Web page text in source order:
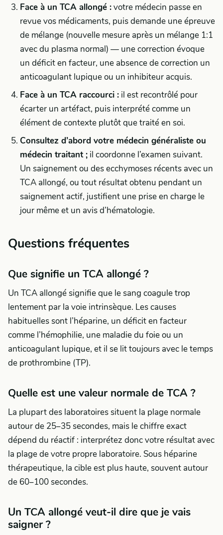
Face à un TCA allongé :votre médecin passe en
revue vos médicaments, puis demande une épreuve
de mélange (nouvelle mesure après un mélange 1:1
avec du plasma normal) — une correction évoque
un déficit en facteur, une absence de correction un
anticoagulant lupique ou un inhibiteur acquis.
Face à un TCA raccourci : il est recontrôlé pour
écarter un artéfact, puis interprété comme un
élément de contexte plutôt que traité en soi.
Consultez d’abord votre médecin généraliste ou
médecin traitant ; il coordonne l’examen suivant.
Un saignement ou des ecchymoses récents avec un
TCA allongé, ou tout résultat obtenu pendant un
saignement actif, justifient une prise en charge le
jour même et un avis d’hématologie.
Questions fréquentes
Que signifie un TCA allongé ?
Un TCA allongé signifie que le sang coagule trop
lentement par la voie intrinsèque. Les causes
habituelles sont l’héparine, un déficit en facteur
comme l’hémophilie, une maladie du foie ou un
anticoagulant lupique, et il se lit toujours avec le temps
de prothrombine (TP).
Quelle est une valeur normale de TCA ?
La plupart des laboratoires situent la plage normale
autour de 25–35 secondes, mais le chiffre exact
dépend du réactif : interprétez donc votre résultat avec
la plage de votre propre laboratoire. Sous héparine
thérapeutique, la cible est plus haute, souvent autour
de 60–100 secondes.
Un TCA allongé veut-il dire que je vais
saigner ?